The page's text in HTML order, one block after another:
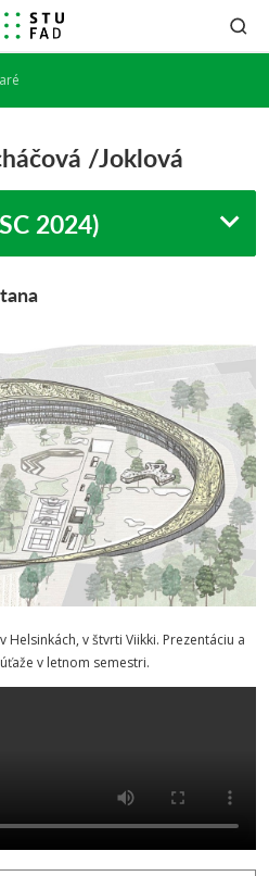
/Joklová
2024)
v štvrti Viikki. Prezentáciu a
v letnom semestri.